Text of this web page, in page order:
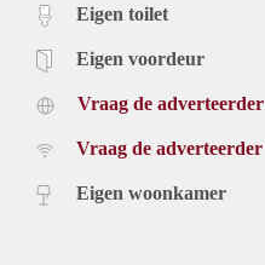
Eigen toilet
Eigen voordeur
Vraag de adverteerder
Vraag de adverteerder
Eigen woonkamer